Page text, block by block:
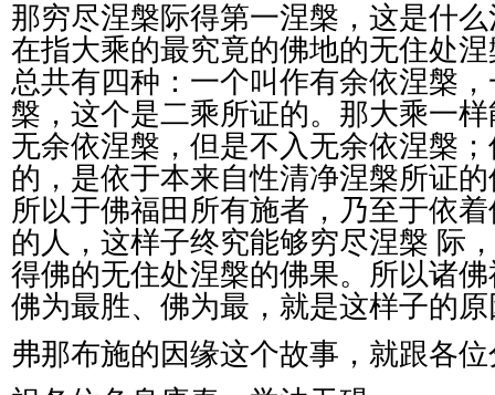
那穷尽涅槃际得第一涅槃，这是什
在指大乘的最究竟的佛地的无住处
总共有四种：一个叫作有余依涅槃
槃，这个是二乘所证的。那大乘一
无余依涅槃，但是不入无余依涅槃；
的，是依于本来自性清净涅槃所证
所以于佛福田所有施者，乃至于依
的人，这样子终究能够穷尽涅槃 际
得佛的无住处涅槃的佛果。所以诸
佛为最胜、佛为最，就是这样子的
弗那布施的因缘这个故事，就跟各